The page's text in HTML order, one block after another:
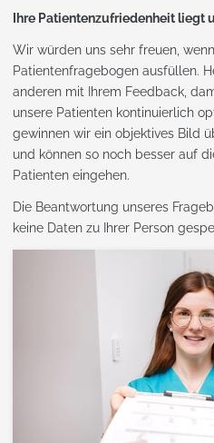
Ihre Patientenzufriedenheit liegt
Wir würden uns sehr freuen,
Patientenfragebogen ausfüllen.
anderen mit Ihrem Feedback,
unsere Patienten kontinuierlich
gewinnen wir ein objektives Bild
und können so noch besser auf
Patienten eingehen.
Die Beantwortung unseres
keine Daten zu Ihrer Person